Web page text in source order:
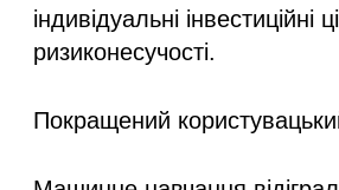
індивідуальні інвестиційні
ризиконесучості.
Покращений